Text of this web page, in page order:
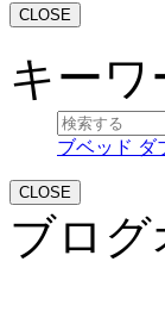
CLOSE
キーワ
ブベッド ダ
CLOSE
ブロ